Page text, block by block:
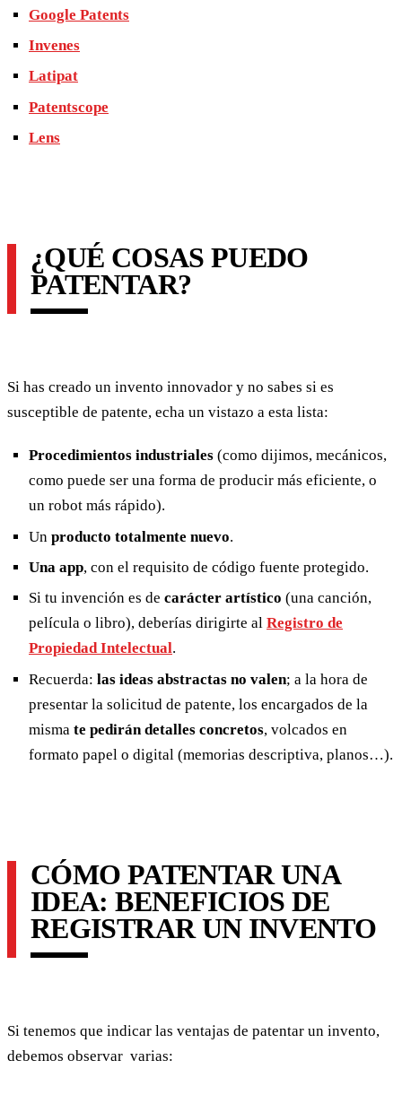
Google Patents
Invenes
Latipat
Patentscope
Lens
¿QUÉ COSAS PUEDO
PATENTAR?
Si has creado un invento innovador y no sabes si es
susceptible de patente, echa un vistazo a esta lista:
Procedimientos industriales (como dijimos, mecánicos,
como puede ser una forma de producir más eficiente, o
un robot más rápido).
Un producto totalmente nuevo.
Una app, con el requisito de código fuente protegido.
Si tu invención es de carácter artístico (una canción,
película o libro), deberías dirigirte al Registro de
Propiedad Intelectual.
Recuerda: las ideas abstractas no valen; a la hora de
presentar la solicitud de patente, los encargados de la
misma te pedirán detalles concretos, volcados en
formato papel o digital (memorias descriptiva, planos…).
CÓMO PATENTAR UNA
IDEA: BENEFICIOS DE
REGISTRAR UN INVENTO
Si tenemos que indicar las ventajas de patentar un invento,
debemos observar varias: